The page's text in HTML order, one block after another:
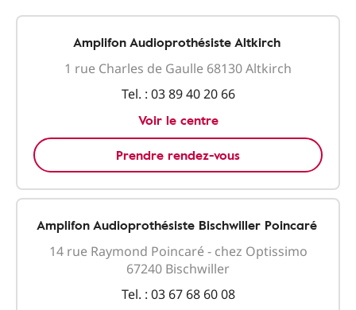
Amplifon Audioprothésiste Altkirch
1 rue Charles de Gaulle 68130 Altkirch
Tel. : 03 89 40 20 66
Voir le centre
Prendre rendez-vous
Amplifon Audioprothésiste Bischwiller Poincaré
14 rue Raymond Poincaré - chez Optissimo
67240 Bischwiller
Tel. : 03 67 68 60 08